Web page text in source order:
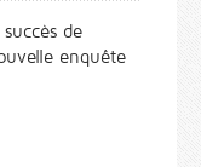
de
enquête